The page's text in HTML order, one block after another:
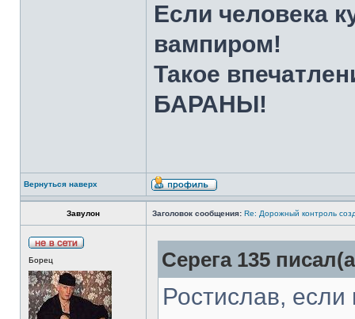
Если человека
вампиром!
Такое
БАРАНЫ!
Вернуться наверх
Завулон Заголовок сообщения: Re: Дорожный контроль
Борец Серега 135
Ростислав,